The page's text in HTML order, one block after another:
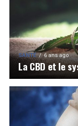
SANTÉ 6 ans ago
La CBD et le